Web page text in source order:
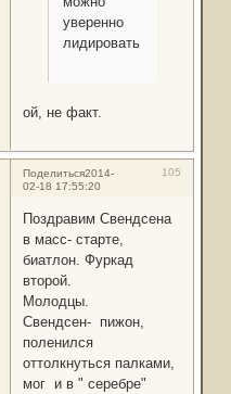
уверенно
лидировать.
ой, не факт.
Поделиться 105
2014-
02-18 17:55:20
Поздравим Свендсена
в масс- старте,
биатлон. Фуркад
второй.
Молодцы.
Свендсен- пижон,
поленился
оттолкнуться палками,
мог и в " серебре"